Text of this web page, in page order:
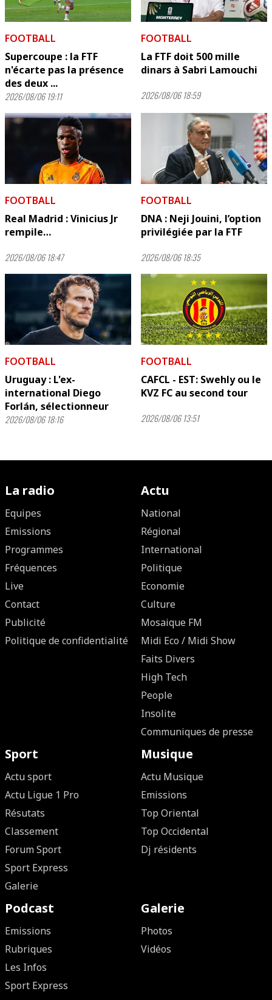
FOOTBALL
Supercoupe : la FTF
n'écarte pas la présence
des deux ...
2026/08/06 19:11
FOOTBALL
La FTF doit 500 mille
dinars à Sabri Lamouchi
2026/08/06 18:59
FOOTBALL
Real Madrid : Vinicius Jr
rempile…
2026/08/06 18:47
FOOTBALL
DNA : Neji Jouini, l’option
privilégiée par la FTF
2026/08/06 18:35
FOOTBALL
Uruguay : L'ex-
international Diego
Forlán, sélectionneur
2026/08/06 18:16
FOOTBALL
CAFCL - EST: Swehly ou le
KVZ FC au second tour
2026/08/06 13:51
La radio
Equipes
Emissions
Programmes
Fréquences
Live
Contact
Publicité
Politique de confidentialité
Actu
National
Régional
International
Politique
Economie
Culture
Mosaique FM
Midi Eco / Midi Show
Faits Divers
High Tech
People
Insolite
Communiques de presse
Sport
Actu sport
Actu Ligue 1 Pro
Résutats
Classement
Forum Sport
Sport Express
Galerie
Musique
Actu Musique
Emissions
Top Oriental
Top Occidental
Dj résidents
Podcast
Emissions
Rubriques
Les Infos
Sport Express
Galerie
Photos
Vidéos